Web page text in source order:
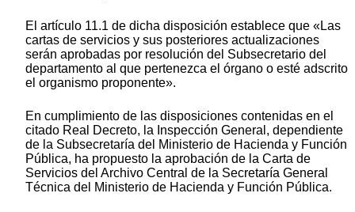
El artículo 11.1 de dicha disposición establece que «Las
cartas de servicios y sus posteriores actualizaciones
serán aprobadas por resolución del Subsecretario del
departamento al que pertenezca el órgano o esté adscrito
el organismo proponente».
En cumplimiento de las disposiciones contenidas en el
citado Real Decreto, la Inspección General, dependiente
de la Subsecretaría del Ministerio de Hacienda y Función
Pública, ha propuesto la aprobación de la Carta de
Servicios del Archivo Central de la Secretaría General
Técnica del Ministerio de Hacienda y Función Pública.